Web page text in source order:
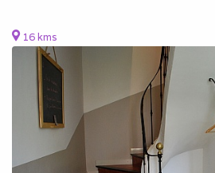
16 kms